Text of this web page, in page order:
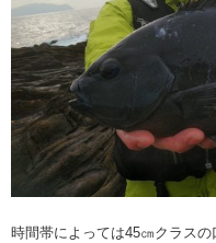
時間帯によっては45㎝クラスの